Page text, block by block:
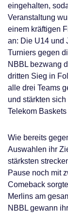
eingehalten,
Veranstaltung
einem kräftigen
an: Die U14 und
Turniers gegen
NBBL bezwang
dritten Sieg in
alle drei Teams
und stärkten
Telekom
Wie bereits
Auswahlen ihr
stärksten
Pause noch mit
Comeback
Merlins am
NBBL gewann